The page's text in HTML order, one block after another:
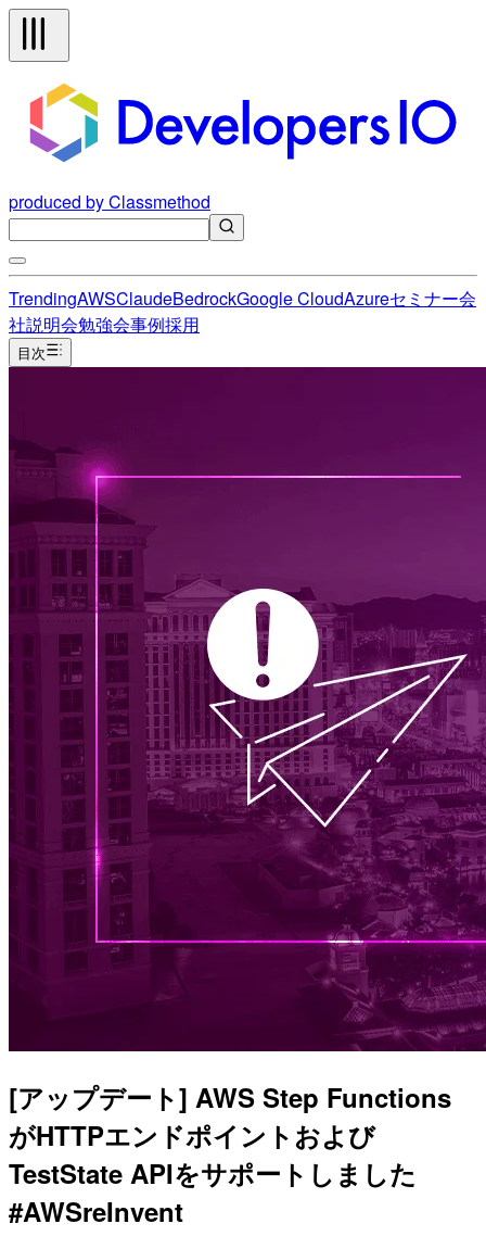
produced by Classmethod
TrendingAWSClaudeBedrockGoogle CloudAzureセミナー会
社説明会勉強会事例採用
目次
[アップデート] AWS Step Functions
がHTTPエンドポイントおよび
TestState APIをサポートしました
#AWSreInvent